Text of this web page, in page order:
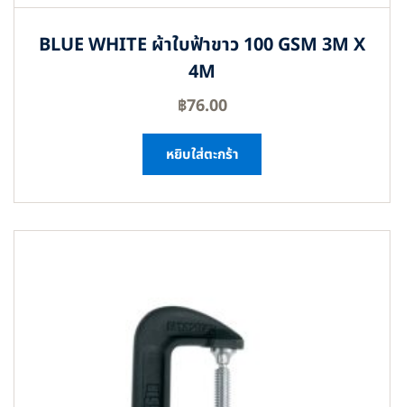
BLUE WHITE ผ้าใบฟ้าขาว 100 GSM 3M X
4M
฿76.00
หยิบใส่ตะกร้า